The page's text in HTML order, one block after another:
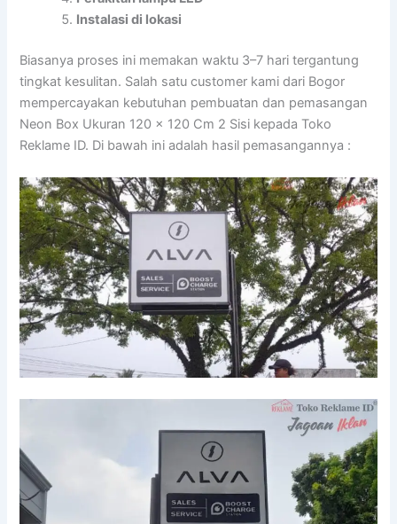
Instalasi di lokasi
Biasanya proses ini memakan waktu 3–7 hari tergantung
tingkat kesulitan. Salah satu customer kami dari Bogor
mempercayakan kebutuhan pembuatan dan pemasangan
Neon Box Ukuran 120 x 120 Cm 2 Sisi kepada Toko
Reklame ID. Di bawah ini adalah hasil pemasangannya :